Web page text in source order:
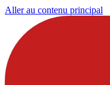
Aller au contenu principal